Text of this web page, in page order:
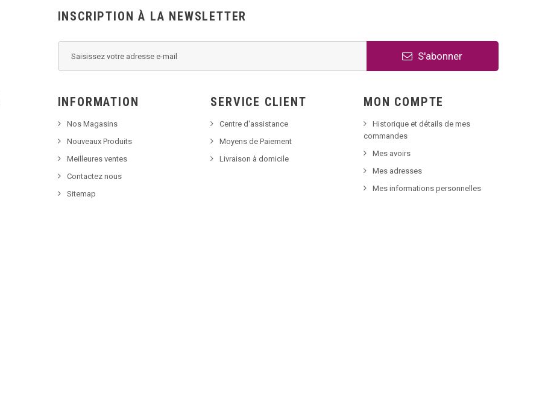
INSCRIPTION À LA NEWSLETTER
S'abonner
INFORMATION
Nos Magasins
Nouveaux Produits
Meilleures ventes
Contactez nous
Sitemap
SERVICE CLIENT
Centre d'assistance
Moyens de Paiement
Livraison à domicile
MON COMPTE
Historique et détails de mes
commandes
Mes avoirs
Mes adresses
Mes informations personnelles